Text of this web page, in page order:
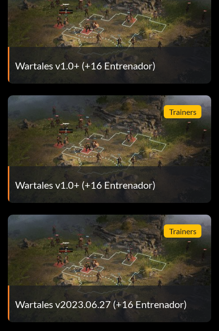
Wartales v1.0+ (+16 Entrenador)
Trainers
Wartales v1.0+ (+16 Entrenador)
Trainers
Wartales v2023.06.27 (+16 Entrenador)